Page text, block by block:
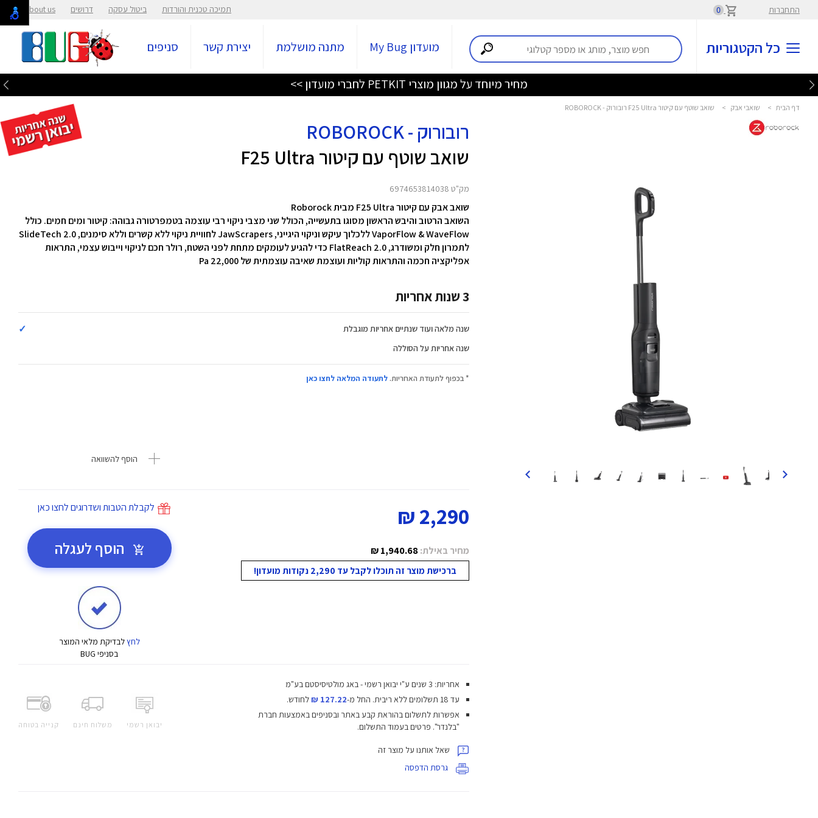
התחברות 0 תמיכה טכנית והורדות ביטול עסקה דרושים About us
כל הקטגוריות מועדון My Bug מתנה מושלמת יצירת קשר סניפים
מחיר מיוחד על מגוון מוצרי PETKIT לחברי מועדון >>
דף הבית > שואבי אבק > שואב שוטף עם קיטור F25 Ultra רובורוק - ROBOROCK
רובורוק - ROBOROCK
שואב שוטף עם קיטור F25 Ultra
מק"ט 6974653814038
שואב אבק עם קיטור F25 Ultra מבית Roborock
השואב הרטוב והיבש הראשון מסוגו בתעשייה, הכולל שני מצבי ניקוי רבי עוצמה בטמפרטורה גבוהה: קיטור ומים חמים. כולל
VaporFlow & WaveFlow ללכלוך עיקש וניקוי היגייני, JawScrapers לחוויית ניקוי ללא קשרים וללא סימנים, SlideTech 2.0
לתמרון חלק ומשודרג, FlatReach 2.0 כדי להגיע לעומקים מתחת לפני השטח, רולר חכם לניקוי וייבוש עצמי, התראות
אפליקציה חכמה והתראות קוליות ועוצמת שאיבה עוצמתית של 22,000 Pa
3 שנות אחריות
שנה מלאה ועוד שנתיים אחריות מוגבלת ✓
שנה אחריות על הסוללה
* בכפוף לתעודת האחריות.לתעודה המלאה לחצו כאן
הוסף להשוואה
2,290 ₪
מחיר באילת:1,940.68 ₪
ברכישת מוצר זה תוכלו לקבל עד 2,290 נקודות מועדון!
לקבלת הטבות ושדרוגים לחצו כאן
הוסף לעגלה
לחץלבדיקת מלאי המוצר
בסניפי BUG
יבואן רשמי משלוח חינם קנייה בטוחה
אחריות: 3 שנים ע"י יבואן רשמי - באג מולטיסיסטם בע"מ
עד 18 תשלומים ללא ריבית.
החל מ-127.22 ₪
לחודש.
אפשרות לתשלום בהוראת קבע באתר ובסניפים באמצעות חברת
"בלנדר". פרטים בעמוד התשלום.
שאל אותנו על מוצר זה
גרסת הדפסה